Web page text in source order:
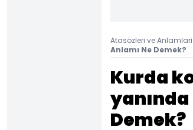
Atasözleri ve Anlamlari
Anlamı Ne Demek?
Kurda
Demek?